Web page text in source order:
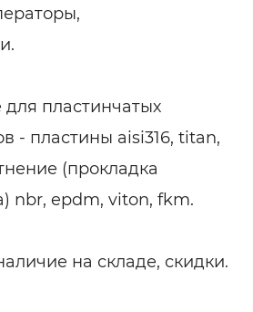
пластинчатых
- пластины aisi316, titan,
(прокладка
nbr, epdm, viton, fkm.
на складе, скидки.